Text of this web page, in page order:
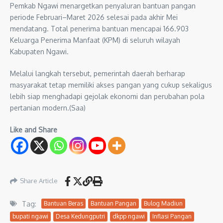
Pemkab Ngawi menargetkan penyaluran bantuan pangan
periode Februari–Maret 2026 selesai pada akhir Mei
mendatang. Total penerima bantuan mencapai 166.903
Keluarga Penerima Manfaat (KPM) di seluruh wilayah
Kabupaten Ngawi.
Melalui langkah tersebut, pemerintah daerah berharap
masyarakat tetap memiliki akses pangan yang cukup sekaligus
lebih siap menghadapi gejolak ekonomi dan perubahan pola
pertanian modern.(Saa)
Like and Share
Share Article
Tag: Bantuan Beras Bantuan Pangan
Bulog Madiun
bupati ngawi
Desa Kedungputri dkpp ngawi
Inflasi Pangan